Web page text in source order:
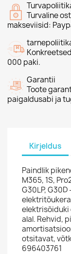
Turvaline
makseviisid:
000 paki.
Garantii
Toote
paigaldusabi ja
Kirjeldus
Paindlik
M365, 1S,
G30LP,
elektrisõiduki
alal. Rehvid,
otsitavat,
696403761